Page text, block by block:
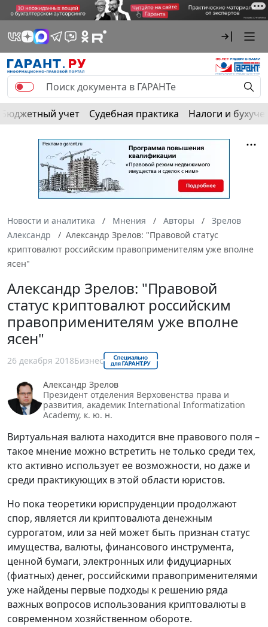
Бюджетный учет Судебная практика Налоги и
Новости и аналитика Мнения Авторы
Зрелов
Александр
Александр Зрелов: "Правовой статус
криптовалют российским правоприменителям уже вполне
ясен"
Александр Зрелов: "Правовой
статус криптовалют российским
правоприменителям уже вполне
ясен"
26 декабря 2018Бизнес
Александр Зрелов
Президент отделения Верховенства права и
развития, академик International Informatization
Academy, к. ю. н.
Виртуальная валюта находится вне правового поля –
такое мнение можно встретить не только среди тех,
кто активно использует ее возможности, но даже и
среди практикующих в этой области юристов.
Но пока теоретики юриспруденции продолжают
спор, является ли криптовалюта денежным
суррогатом, или за ней может быть признан статус
имущества, валюты, финансового инструмента,
ценной бумаги, электронных или фидуциарных
(фиатных) денег, российскими правоприменителями
уже найдены первые подходы к решению ряда
важных вопросов использования криптовалюты в
современном хозяйственном обороте.